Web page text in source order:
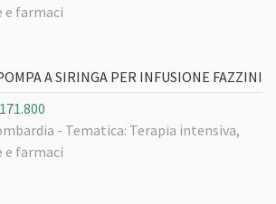
e farmaci
A SIRINGA PER INFUSIONE FAZZINI
- Tematica: Terapia intensiva,
e farmaci